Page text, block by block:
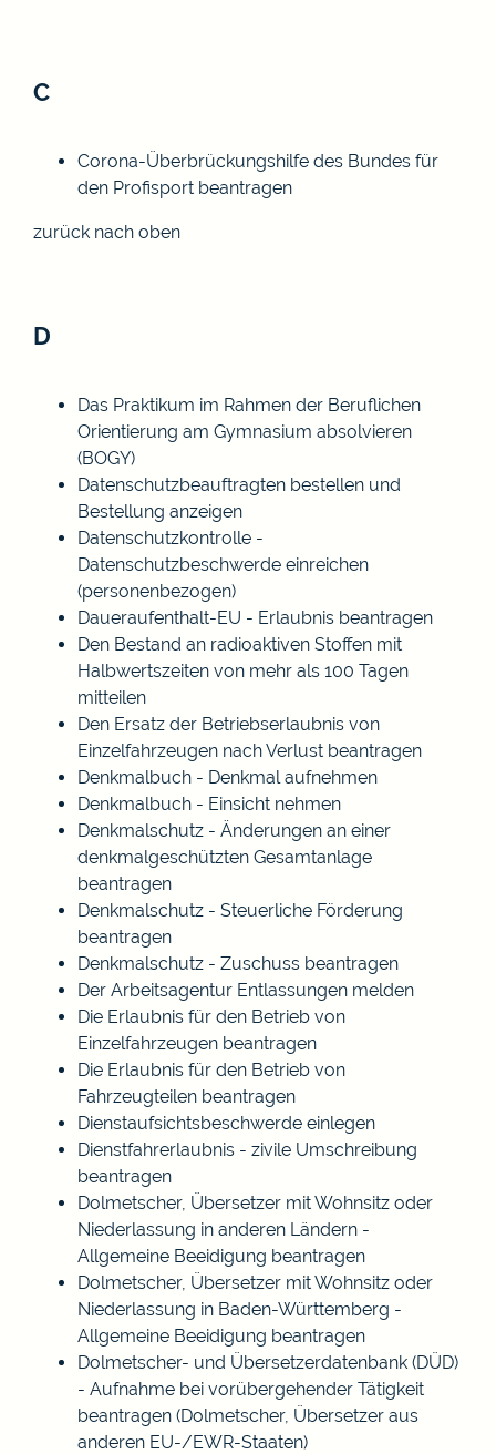
C
Corona-Überbrückungshilfe des Bundes für
den Profisport beantragen
zurück nach oben
D
Das Praktikum im Rahmen der Beruflichen
Orientierung am Gymnasium absolvieren
(BOGY)
Datenschutzbeauftragten bestellen und
Bestellung anzeigen
Datenschutzkontrolle -
Datenschutzbeschwerde einreichen
(personenbezogen)
Daueraufenthalt-EU - Erlaubnis beantragen
Den Bestand an radioaktiven Stoffen mit
Halbwertszeiten von mehr als 100 Tagen
mitteilen
Den Ersatz der Betriebserlaubnis von
Einzelfahrzeugen nach Verlust beantragen
Denkmalbuch - Denkmal aufnehmen
Denkmalbuch - Einsicht nehmen
Denkmalschutz - Änderungen an einer
denkmalgeschützten Gesamtanlage
beantragen
Denkmalschutz - Steuerliche Förderung
beantragen
Denkmalschutz - Zuschuss beantragen
Der Arbeitsagentur Entlassungen melden
Die Erlaubnis für den Betrieb von
Einzelfahrzeugen beantragen
Die Erlaubnis für den Betrieb von
Fahrzeugteilen beantragen
Dienstaufsichtsbeschwerde einlegen
Dienstfahrerlaubnis - zivile Umschreibung
beantragen
Dolmetscher, Übersetzer mit Wohnsitz oder
Niederlassung in anderen Ländern -
Allgemeine Beeidigung beantragen
Dolmetscher, Übersetzer mit Wohnsitz oder
Niederlassung in Baden-Württemberg -
Allgemeine Beeidigung beantragen
Dolmetscher- und Übersetzerdatenbank (DÜD)
- Aufnahme bei vorübergehender Tätigkeit
beantragen (Dolmetscher, Übersetzer aus
anderen EU-/EWR-Staaten)